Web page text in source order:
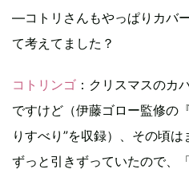
―コトリさんもやっぱりカバ
て考えてました？
コトリンゴ ：クリスマスのカ
ですけど（伊藤ゴロー監修の
りすべり”を収録）、その頃
ずっと引きずっていたので、